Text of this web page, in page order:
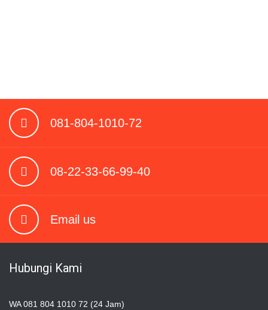
081-804-1010-72
08-22-33-66-99-40
Email us
Hubungi Kami
WA 081 804 1010 72 (24 Jam)